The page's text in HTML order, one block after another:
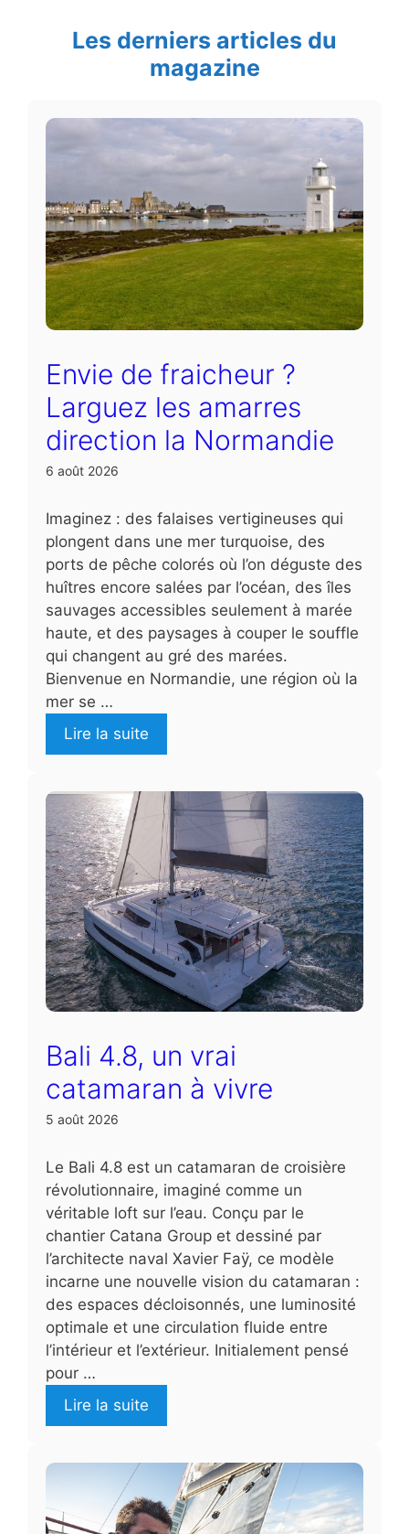
Les derniers articles du
magazine
Envie de fraicheur ?
Larguez les amarres
direction la Normandie
6 août 2026
Imaginez : des falaises vertigineuses qui
plongent dans une mer turquoise, des
ports de pêche colorés où l’on déguste des
huîtres encore salées par l’océan, des îles
sauvages accessibles seulement à marée
haute, et des paysages à couper le souffle
qui changent au gré des marées.
Bienvenue en Normandie, une région où la
mer se …
Lire la suite
Bali 4.8, un vrai
catamaran à vivre
5 août 2026
Le Bali 4.8 est un catamaran de croisière
révolutionnaire, imaginé comme un
véritable loft sur l’eau. Conçu par le
chantier Catana Group et dessiné par
l’architecte naval Xavier Faÿ, ce modèle
incarne une nouvelle vision du catamaran :
des espaces décloisonnés, une luminosité
optimale et une circulation fluide entre
l’intérieur et l’extérieur. Initialement pensé
pour …
Lire la suite